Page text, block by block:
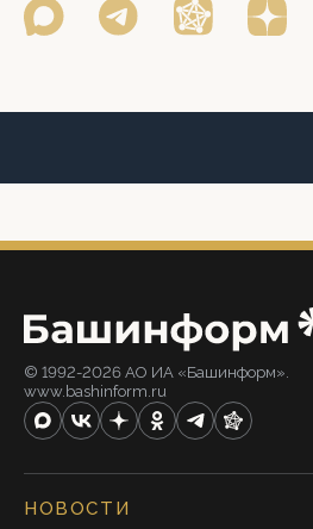
© 1992-2026 АО ИА «Башинформ».
www.bashinform.ru
НОВОСТИ